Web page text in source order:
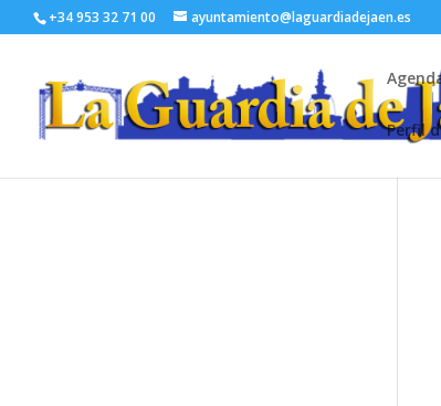
+34 953 32 71 00 ayuntamiento@laguardiadejaen.es
Perfil